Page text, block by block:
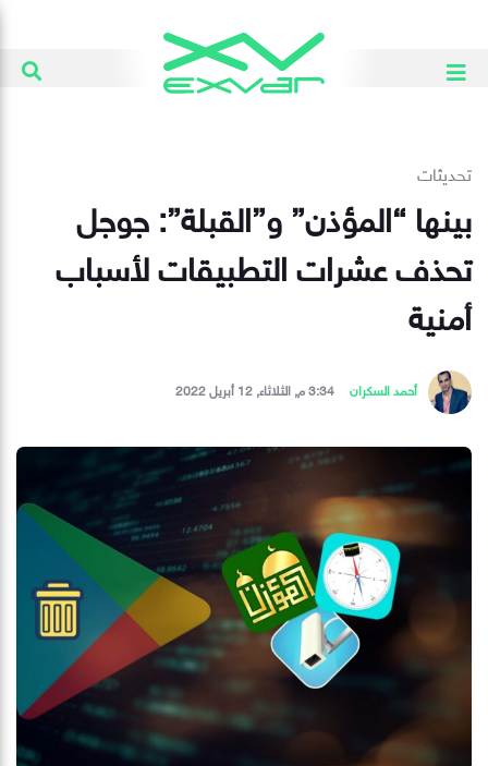
تحديثات
بينها “المؤذن” و”القبلة”: جوجل
تحذف عشرات التطبيقات لأسباب
أمنية
أحمد السكران 3:34 م, الثلاثاء, 12 أبريل 2022